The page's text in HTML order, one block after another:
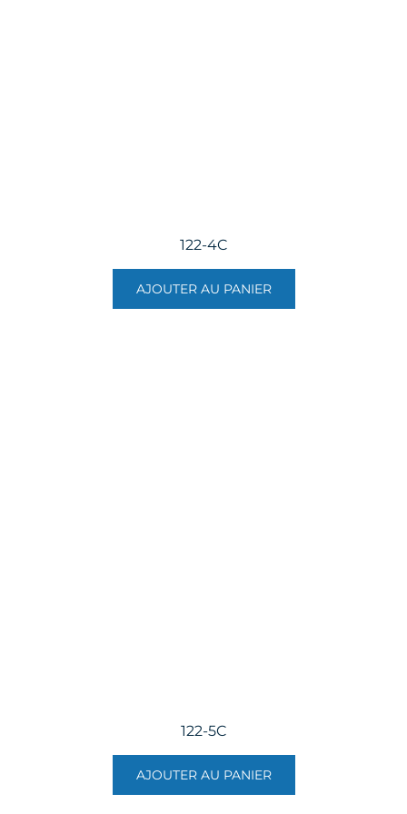
122-4C
AJOUTER AU PANIER
122-5C
AJOUTER AU PANIER